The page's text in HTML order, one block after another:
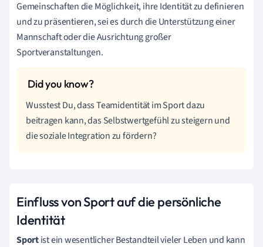
Gemeinschaften die Möglichkeit, ihre Identität zu definieren
und zu präsentieren, sei es durch die Unterstützung einer
Mannschaft oder die Ausrichtung großer
Sportveranstaltungen.
Wusstest Du, dass Teamidentität im Sport dazu
beitragen kann, das Selbstwertgefühl zu steigern und
die soziale Integration zu fördern?
Einfluss von Sport auf die persönliche
Identität
Sportist ein wesentlicher Bestandteil vieler Leben und kann